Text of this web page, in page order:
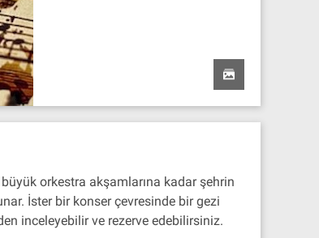
orkestra akşamlarına kadar şehrin
İster bir konser çevresinde bir gezi
inceleyebilir ve rezerve edebilirsiniz.